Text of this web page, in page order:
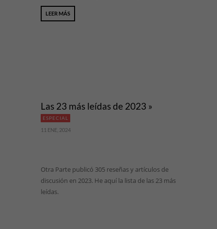
LEER MÁS
Las 23 más leídas de 2023 »
ESPECIAL
11 ENE, 2024
Otra Parte publicó 305 reseñas y artículos de
discusión en 2023. He aquí la lista de las 23 más
leídas.